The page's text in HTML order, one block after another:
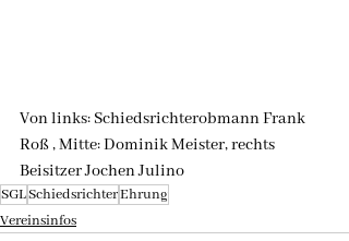
Von links: Schiedsrichterobmann Frank
Roß , Mitte: Dominik Meister, rechts
Beisitzer Jochen Julino
SGLSchiedsrichterEhrung
Vereinsinfos